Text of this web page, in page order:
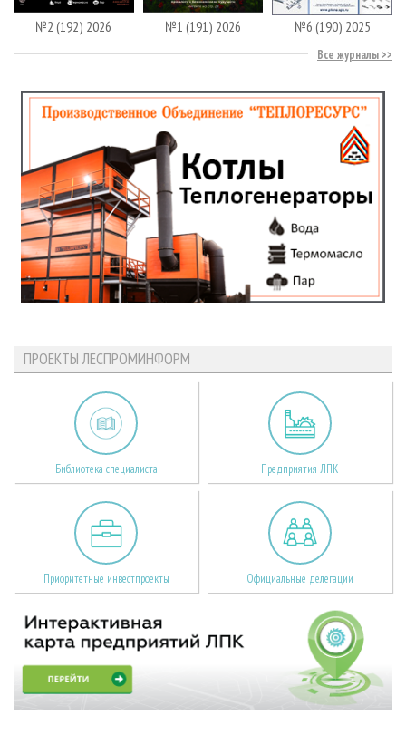
№2 (192) 2026 №1 (191) 2026 №6 (190) 2025
Все журналы
ПРОЕКТЫ ЛЕСПРОМИНФОРМ
Библиотека специалиста Предприятия ЛПК
Приоритетные инвестпроекты Официальные делегации